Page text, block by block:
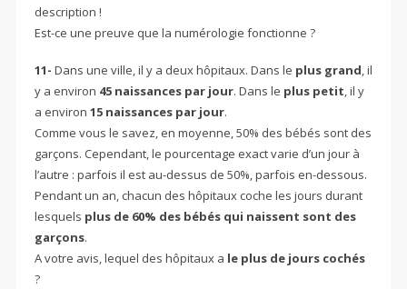
description !
Est-ce une preuve que la numérologie fonctionne ?
11- Dans une ville, il y a deux hôpitaux. Dans le plus grand, il
y a environ 45 naissances par jour. Dans le plus petit, il y
a environ 15 naissances par jour.
Comme vous le savez, en moyenne, 50% des bébés sont des
garçons. Cependant, le pourcentage exact varie d’un jour à
l’autre : parfois il est au-dessus de 50%, parfois en-dessous.
Pendant un an, chacun des hôpitaux coche les jours durant
lesquels plus de 60% des bébés qui naissent sont des
garçons.
A votre avis, lequel des hôpitaux a le plus de jours cochés
?